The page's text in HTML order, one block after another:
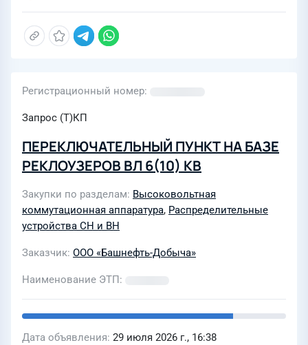
Регистрационный номер
Запрос (Т)КП
ПЕРЕКЛЮЧАТЕЛЬНЫЙ ПУНКТ НА БАЗЕ
РЕКЛОУЗЕРОВ ВЛ 6(10) КВ
Закупки по разделам Высоковольтная
коммутационная аппаратура, Распределительные
устройства СН и ВН
Заказчик ООО «Башнефть-Добыча»
Наименование ЭТП
Дата объявления 29 июля 2026 г., 16:38